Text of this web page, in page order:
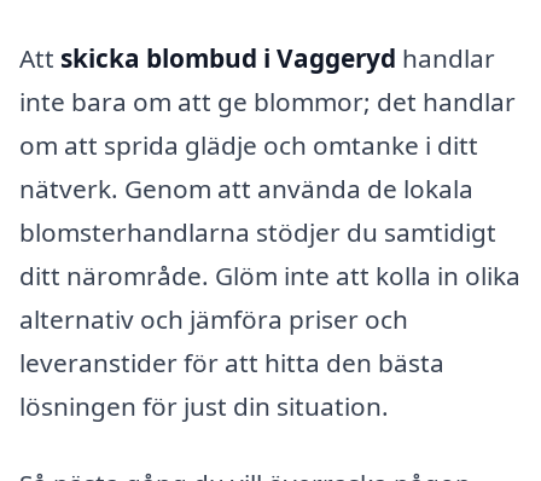
Att skicka blombud i Vaggeryd handlar
inte bara om att ge blommor; det handlar
om att sprida glädje och omtanke i ditt
nätverk. Genom att använda de lokala
blomsterhandlarna stödjer du samtidigt
ditt närområde. Glöm inte att kolla in olika
alternativ och jämföra priser och
leveranstider för att hitta den bästa
lösningen för just din situation.